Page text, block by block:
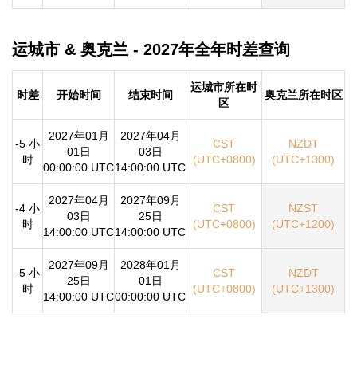
运城市 & 奥克兰 - 2027年全年时差查询
时差 开始时间 结束时间
运城市所在时
区
奥克兰所在时区
-5 小
时
2027年01月
01日
00:00:00 UTC
2027年04月
03日
14:00:00 UTC
CST
(UTC+0800)
NZDT
(UTC+1300)
-4 小
时
2027年04月
03日
14:00:00 UTC
2027年09月
25日
14:00:00 UTC
CST
(UTC+0800)
NZST
(UTC+1200)
-5 小
时
2027年09月
25日
14:00:00 UTC
2028年01月
01日
00:00:00 UTC
CST
(UTC+0800)
NZDT
(UTC+1300)